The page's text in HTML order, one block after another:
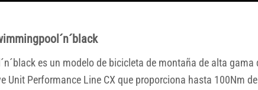
es un modelo de bicicleta de montaña de alta
Unit Performance Line CX que proporciona hasta 100Nm